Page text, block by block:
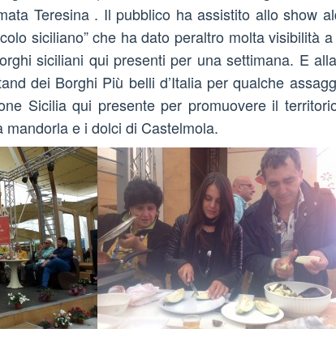
Teresina . Il pubblico ha assistito allo show
siciliano” che ha dato peraltro molta visibilità
siciliani qui presenti per una settimana. E
dei Borghi Più belli d’Italia per qualche
Sicilia qui presente per promuovere il
mandorla e i dolci di Castelmola.